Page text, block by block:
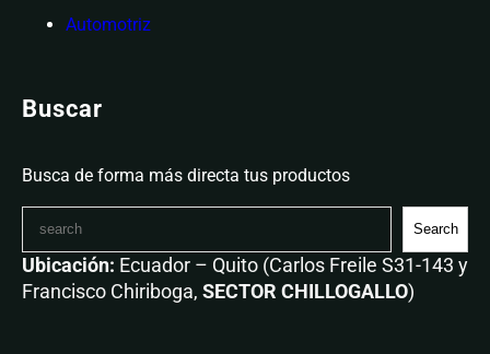
Automotriz
Buscar
Busca de forma más directa tus productos
Search
Ubicación: Ecuador – Quito (Carlos Freile S31-143 y
Francisco Chiriboga, SECTOR CHILLOGALLO)